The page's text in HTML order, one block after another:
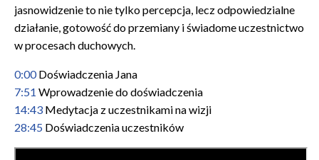
jasnowidzenie to nie tylko percepcja, lecz odpowiedzialne
działanie, gotowość do przemiany i świadome uczestnictwo
w procesach duchowych.
0:00Doświadczenia Jana
7:51 Wprowadzenie do doświadczenia
14:43 Medytacja z uczestnikami na wizji
28:45 Doświadczenia uczestników